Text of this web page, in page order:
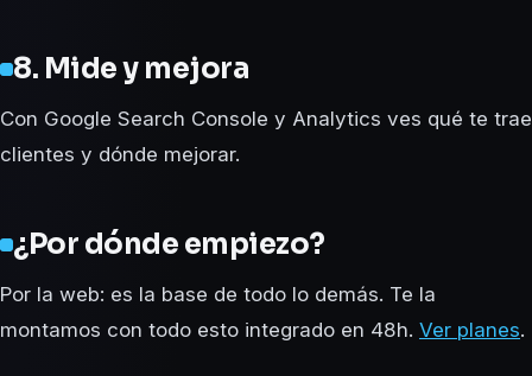
8. Mide y mejora
Con Google Search Console y Analytics ves qué te trae
clientes y dónde mejorar.
¿Por dónde empiezo?
Por la web: es la base de todo lo demás. Te la
montamos con todo esto integrado en 48h. Ver planes.